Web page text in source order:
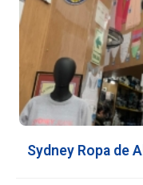
Sydney Ropa de